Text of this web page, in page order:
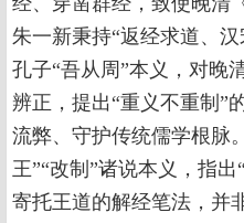
朱一新秉持“返经求道、
孔子“吾从周”本义，对晚
辨正，提出“重义不重制”
流弊、守护传统儒学根脉
王”“改制”诸说本义，指出
寄托王道的解经笔法，并